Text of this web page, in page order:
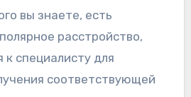
вы знаете, есть
расстройство,
специалисту для
соответствующей